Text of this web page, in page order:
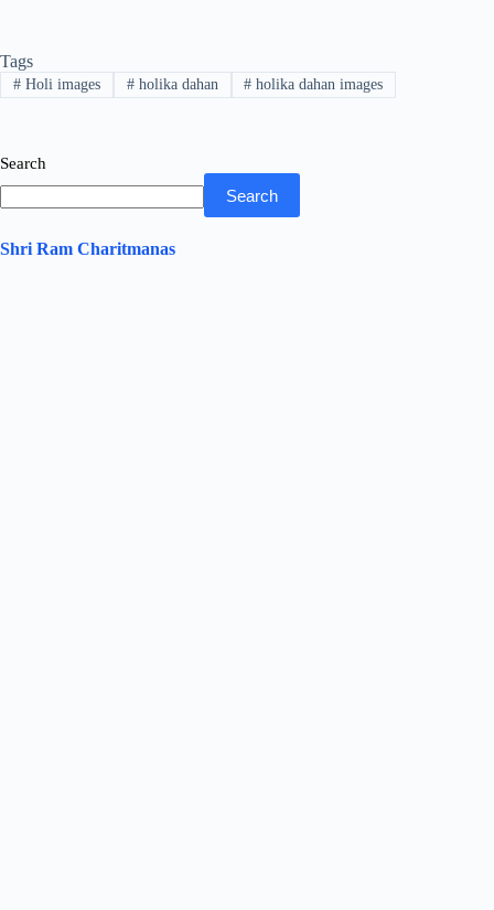
ok r
A
pp
In
Tags
#Holi images #holika dahan # holika dahan images
Search
Search
Shri Ram Charitmanas